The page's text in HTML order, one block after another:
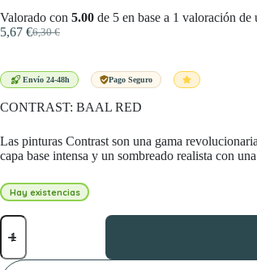
Valorado con 5.00 de 5 en base a 1 valoración de
6,30€
El
era:
5,67 €El
es:
Envío 24-48h Pago Seguro
CONTRAST: BAAL RED
Las pinturas Contrast son una gama
capa base intensa y un sombreado realista con
Hay existencias
CONTRAST:
BAAL
cantidad